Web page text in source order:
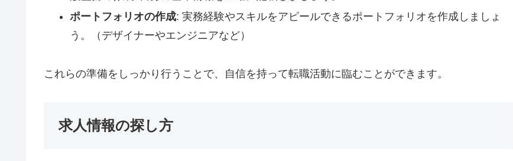
ポートフォリオの作成: 実務経験やスキルをアピールできるポートフォリオを作成しましょ
う。（デザイナーやエンジニアなど）
これらの準備をしっかり行うことで、自信を持って転職活動に臨むことができます。
求人情報の探し方